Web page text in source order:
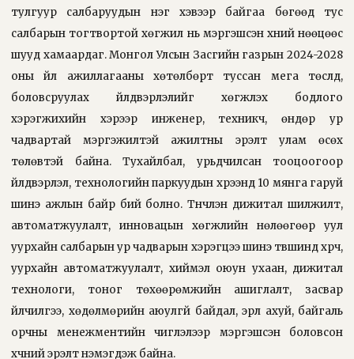
тулгуур салбаруудын нэг хэвээр байгаа бөгөөд тус
салбарын тогтвортой хөгжил нь мэргэшсэн хүний нөөцөөс
шууд хамаардаг. Монгол Улсын Засгийн газрын 2024-2028
оны үйл ажиллагааны хөтөлбөрт туссан мега төслүүд,
боловсруулах үйлдвэрлэлийг хөгжүүлэх бодлого
хэрэгжихийн хэрээр инженер, техникч, өндөр ур
чадвартай мэргэжилтэй ажилтны эрэлт улам өсөх
төлөвтэй байна. Тухайлбал, урьдчилсан тооцоогоор
үйлдвэрлэл, технологийн паркуудын хүрээнд 10 мянга гаруй
шинэ ажлын байр бий болно. Түүнчлэн дижитал шилжилт,
автоматжуулалт, инновацын хөгжлийн нөлөөгөөр уул
уурхайн салбарын ур чадварын хэрэгцээ шинэ түвшинд хүрч,
уурхайн автоматжуулалт, хиймэл оюун ухаан, дижитал
технологи, тоног төхөөрөмжийн ашиглалт, засвар
үйлчилгээ, хөдөлмөрийн аюулгүй байдал, эрүүл ахуй, байгаль
орчны менежментийн чиглэлээр мэргэшсэн боловсон
хүчний эрэлт нэмэгдэж байна.